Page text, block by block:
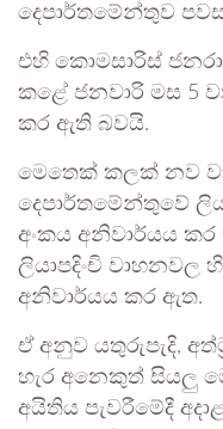
දෙපාර්තමේන්තුව
එහි කොමසාරිස්
කළේ ජනවාරි මස 5
කර ඇති බවයි.
මෙතෙක් කලක් නව
දෙපාර්තමේන්තුවේ
අංකය අනිවාර්යය
ලියාපදිංචි වාහනවල
අනිවාර්යය කර ඇත.
ඒ අනුව යතුරුපැදි,
හැර අනෙකුත් සියලු
අයිතිය පැවරීමේදී